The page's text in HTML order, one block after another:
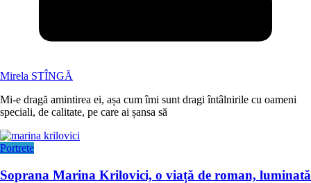
Mirela STÎNGĂ
Mi-e dragă amintirea ei, așa cum îmi sunt dragi întâlnirile cu oameni
speciali, de calitate, pe care ai șansa să
Portrete
Soprana Marina Krilovici, o viață de roman, luminată